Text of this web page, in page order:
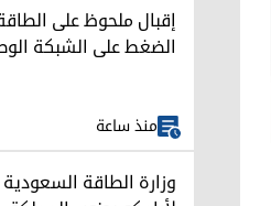
إقبال ملحوظ على
الضغط على الشبكة الوطنية
منذ ساعة
وزارة الطاقة